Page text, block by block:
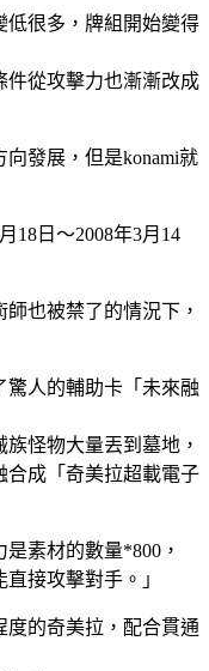
低很多，牌組開始變得
件從攻擊力也漸漸改成
發展，但是konami就
18日～2008年3月14
也被禁了的情況下，
驚人的輔助卡「未來融
怪物大量丟到墓地，
合成「奇美拉超載電子
素材的數量*800，
接攻擊對手。」
的奇美拉，配合貫通